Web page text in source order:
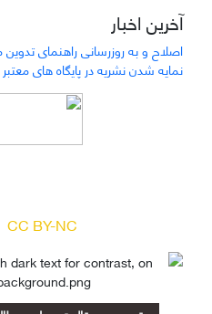
آخرین اخبار
اصلاح و به روزرسانی راهنمای تدوین
نمایه شدن نشریه در پایگاه های
CC BY-NC